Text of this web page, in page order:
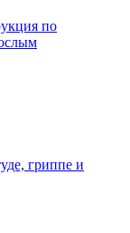
по
гриппе и